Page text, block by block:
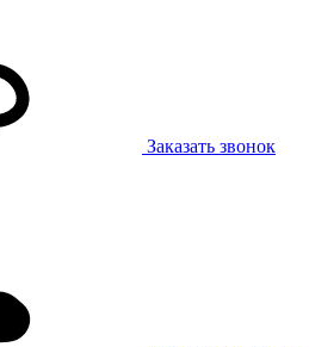
Заказать звонок